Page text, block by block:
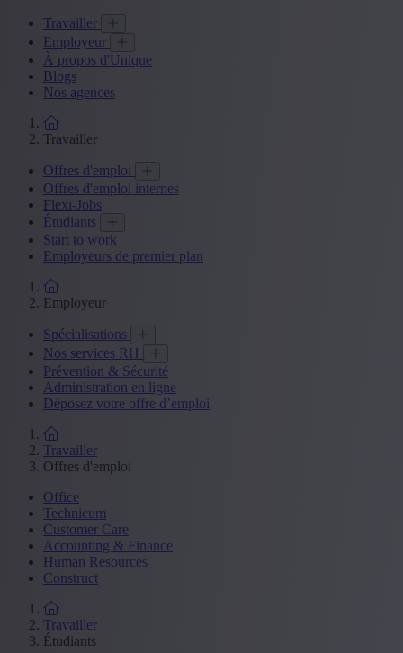
Travailler
Employeur
À propos d'Unique
Blogs
Nos agences
Travailler
Offres d'emploi
Offres d'emploi internes
Flexi-Jobs
Étudiants
Start to work
Employeurs de premier plan
Employeur
Spécialisations
Nos services RH
Prévention & Sécurité
Administration en ligne
Déposez votre offre d’emploi
Travailler
Offres d'emploi
Office
Technicum
Customer Care
Accounting & Finance
Human Resources
Construct
Travailler
Étudiants